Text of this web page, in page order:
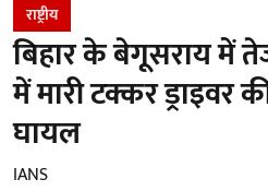
राष्ट्रीय
बिहार के बेगूसराय में
में मारी टक्कर ड्राइवर
घायल
IANS